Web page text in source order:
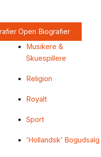
Open Biografier
Musikere &
Skuespillere
Religion
Royalt
Sport
‘Hollandsk’ Bogudsalg